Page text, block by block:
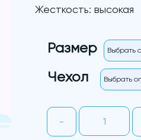
Жесткость: высокая
Размер
Чехол
-
Количество
товара